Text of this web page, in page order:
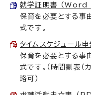
就学証明書 （
保育を必要とする事
式です。
タイムスケジュール
保育を必要とする事
式です。（時間割表
略可）